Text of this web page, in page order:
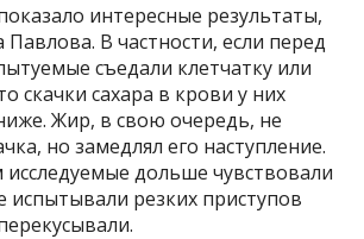
интересные результаты,
Павлова. В частности, если перед
съедали клетчатку или
скачки сахара в крови у них
Жир, в свою очередь, не
но замедлял его наступление.
дольше чувствовали
испытывали резких приступов